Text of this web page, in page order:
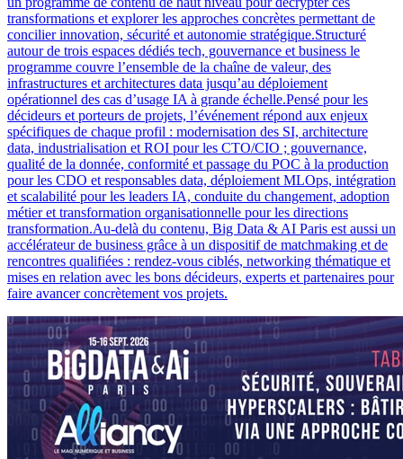
transformations et explorer les approches concrètes permettant de
concilier innovation, sécurité et autonomie stratégique.Structuré
autour de trois espaces dédiés tech, gouvernance et business le
programme couvre l’ensemble de la chaîne de valeur, des
infrastructures et architectures data jusqu’au déploiement
opérationnel des cas d’usage IA à grande échelle.Pensé pour les
décideurs et porteurs de projets, l’événement répond aux enjeux
spécifiques de chaque profil : modernisation des SI, architecture
data, industrialisation et ROI pour les CTO/CIO ; gouvernance,
qualité de la donnée, conformité et passage du POC à la production
pour les CDO et responsables data, déploiement MLOps, intégration
et scalabilité pour les leaders IA, conduite du changement, adoption
métier et transformation organisationnelle pour les directions
transformation.Au-delà du contenu, Big Data & AI Paris est aussi un
accélérateur de business grâce à un dispositif de matchmaking et de
rencontres qualifiées : rendez-vous ciblés, networking thématique et
mises en relation avec les bons décideurs, experts et partenaires pour
faire avancer concrètement vos projets.